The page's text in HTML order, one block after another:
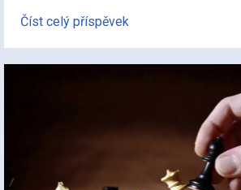
Číst celý příspěvek